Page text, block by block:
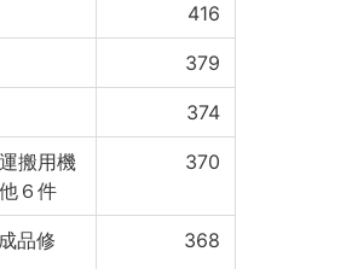
416
379
374
搬用機
６件
370
品修
368